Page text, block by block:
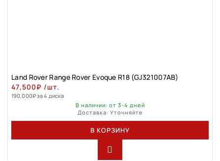
Land Rovеr Rаngе Rоver Evоque R18 (GJ321007АВ)
47,500₽ /шт.
190,000₽за 4 диска
В наличии: от 3-4 дней
Доставка: Уточняйте
В КОРЗИНУ